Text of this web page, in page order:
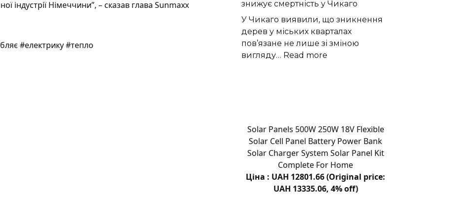
індустрії Німеччини”, – сказав глава Sunmaxx
#електрику #тепло
Warhammer
40,000
з
Кавіллом
знижує смертність у Чикаго
У Чикаго виявили, що зникнення
дерев у міських кварталах
пов’язане не лише зі зміною
вигляду… Read more
смертність
у
Чикаго
Solar Panels 500W 250W 18V Flexible
Solar Cell Panel Battery Power Bank
Solar Charger System Solar Panel Kit
Complete For Home
Ціна : UAH 12801.66 (Original price:
UAH 13335.06, 4% off)